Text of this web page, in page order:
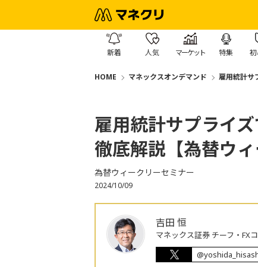
新着 人気 マーケット 特集
HOME マネックスオンデマンド 雇用統計サ
雇用統計サプライ
徹底解説【為替ウィ
為替ウィークリーセミナー
2024/10/09
吉田 恒
マネックス証券 チーフ・FX